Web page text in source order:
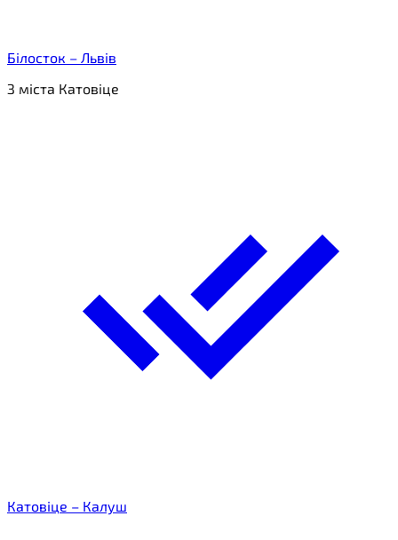
Білосток – Львів
З міста Катовіце
Катовіце – Калуш